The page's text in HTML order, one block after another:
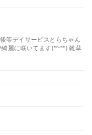
等デイサービスとらちゃん
綺麗に咲いてます(*^^*) 雑草